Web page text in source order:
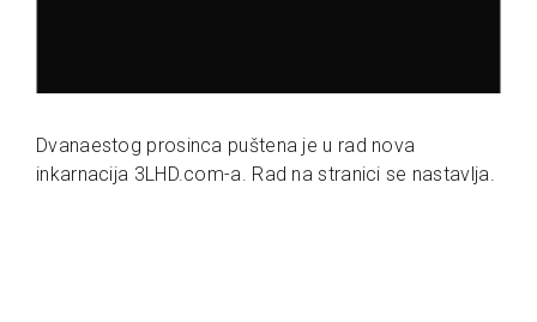
Dvanaestog prosinca puštena je u rad nova
inkarnacija 3LHD.com-a. Rad na stranici se nastavlja.